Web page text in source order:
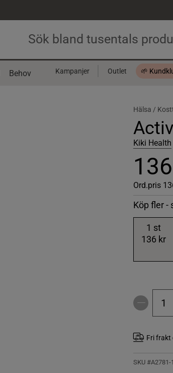
Behov Kampanjer Outlet 🌱
Hälsa /
Kiki Health
Ord.pris
Köp fler -
1 st
136 kr
Fri frakt
SKU #A2781-1